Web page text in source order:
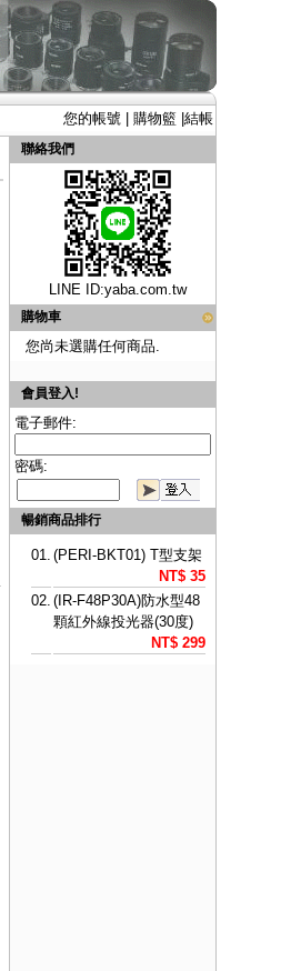
您的帳號| 購物籃| 結帳
聯絡我們
LINE ID:yaba.com.tw
購物車
您尚未選購任何商品.
會員登入!
電子郵件:
密碼:
暢銷商品排行
01. (PERI-BKT01) T型支架
NT$ 35
02. (IR-F48P30A)防水型48
顆紅外線投光器(30度)
NT$ 299